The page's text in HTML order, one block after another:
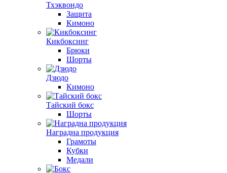
Тхэквондо
Защита
Кимоно
Кикбоксинг
Брюки
Шорты
Дзюдо
Кимоно
Тайский бокс
Шорты
Наградна продукция
Грамоты
Кубки
Медали